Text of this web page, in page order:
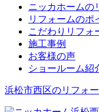
ニッカホームの
リフォームのポ
こだわりリフォ
施工事例
お客様の声
ショールーム紹
浜松市西区のリフォ